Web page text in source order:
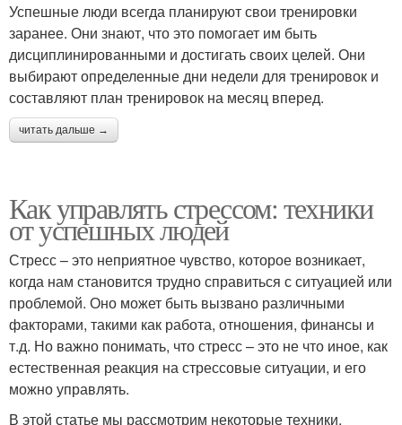
Успешные люди всегда планируют свои тренировки
заранее. Они знают, что это помогает им быть
дисциплинированными и достигать своих целей. Они
выбирают определенные дни недели для тренировок и
составляют план тренировок на месяц вперед.
читать дальше →
Как управлять стрессом: техники
от успешных людей
Стресс – это неприятное чувство, которое возникает,
когда нам становится трудно справиться с ситуацией или
проблемой. Оно может быть вызвано различными
факторами, такими как работа, отношения, финансы и
т.д. Но важно понимать, что стресс – это не что иное, как
естественная реакция на стрессовые ситуации, и его
можно управлять.
В этой статье мы рассмотрим некоторые техники,